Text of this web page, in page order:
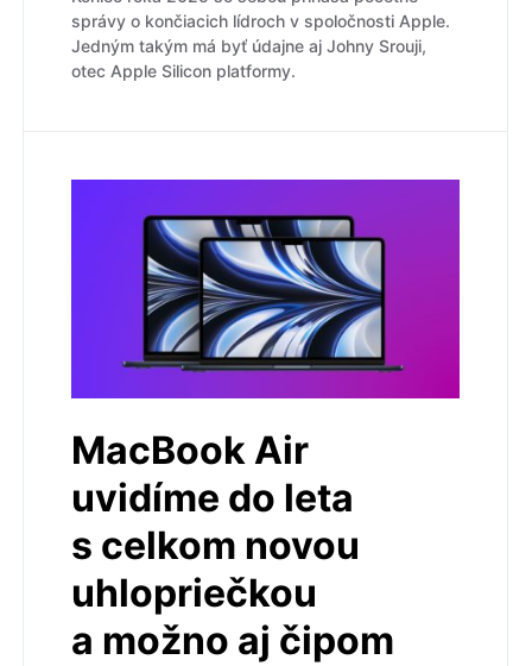
správy o končiacich lídroch v spoločnosti Apple.
Jedným takým má byť údajne aj Johny Srouji,
otec Apple Silicon platformy.
MacBook Air
uvidíme do leta
s celkom novou
uhlopriečkou
a možno aj čipom